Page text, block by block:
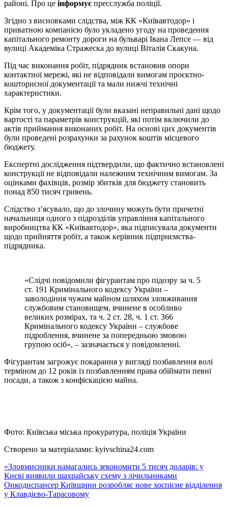
районі. Про це інформує пресслужба поліції.
Згідно з висновками слідства, між КК «Київавтодор» і
приватною компанією було укладено угоду на проведення
капітального ремонту дороги на бульварі Івана Лепсе — від
вулиці Академіка Стражеска до вулиці Віталія Скакуна.
Під час виконання робіт, підрядник встановив опори
контактної мережі, які не відповідали вимогам проєктно-
кошторисної документації та мали нижчі технічні
характеристики.
Крім того, у документації були вказані неправильні дані щодо
вартості та параметрів конструкцій, які потім включили до
актів приймання виконаних робіт. На основі цих документів
були проведені розрахунки за рахунок коштів місцевого
бюджету.
Експертні дослідження підтвердили, що фактично встановлені
конструкції не відповідали належним технічним вимогам. За
оцінками фахівців, розмір збитків для бюджету становить
понад 850 тисяч гривень.
Слідство з’ясувало, що до злочину можуть бути причетні
начальниця одного з підрозділів управління капітального
виробництва КК «Київавтодор», яка підписувала документи
щодо прийняття робіт, а також керівник підприємства-
підрядника.
«Слідчі повідомили фігурантам про підозру за ч. 5
ст. 191 Кримінального кодексу України –
заволодіння чужим майном шляхом зловживання
службовим становищем, вчинене в особливо
великих розмірах, та ч. 2 ст. 28, ч. 1 ст. 366
Кримінального кодексу України – службове
підроблення, вчинене за попередньою змовою
групою осіб», – зазначається у повідомленні.
Фігурантам загрожує покарання у вигляді позбавлення волі
терміном до 12 років із позбавленням права обіймати певні
посади, а також з конфіскацією майна.
Фото: Київська міська прокуратура, поліція України
Створено за матеріалами: kyivschina24.com
Навігація
записів
«Зловмисники намагались зекономити 5 тисяч доларів: у
Києві виявили шахрайську схему з лічильниками
Онкодиспансер Київщини розробляє нове хоспісне відділення
у Клавдієво-Тарасовому